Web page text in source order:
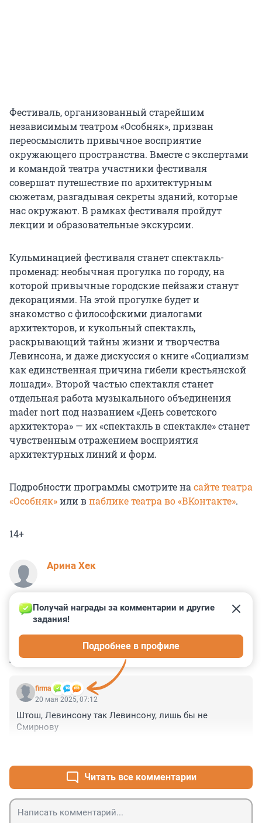
Фестиваль, организованный старейшим
независимым театром «Особняк», призван
переосмыслить привычное восприятие
окружающего пространства. Вместе с экспертами
и командой театра участники фестиваля
совершат путешествие по архитектурным
сюжетам, разгадывая секреты зданий, которые
нас окружают. В рамках фестиваля пройдут
лекции и образовательные экскурсии.
Кульминацией фестиваля станет спектакль-
променад: необычная прогулка по городу, на
которой привычные городские пейзажи станут
декорациями. На этой прогулке будет и
знакомство с философскими диалогами
архитекторов, и кукольный спектакль,
раскрывающий тайны жизни и творчества
Левинсона, и даже дискуссия о книге «Социализм
как единственная причина гибели крестьянской
лошади». Второй частью спектакля станет
отдельная работа музыкального объединения
mader nort под названием «День советского
архитектора» — их «спектакль в спектакле» станет
чувственным отражением восприятия
архитектурных линий и форм.
Подробности программы смотрите на сайте театра
«Особняк»или впаблике театра во «ВКонтакте».
14+
Арина Хек
КОММЕНТАРИИ 2
firma
Получай награды за комментарии и другие
задания!
Подробнее в профиле
20 мая 2025, 07:12
Штош, Левинсону так Левинсону, лишь бы не
Смирнову
Читать все комментарии